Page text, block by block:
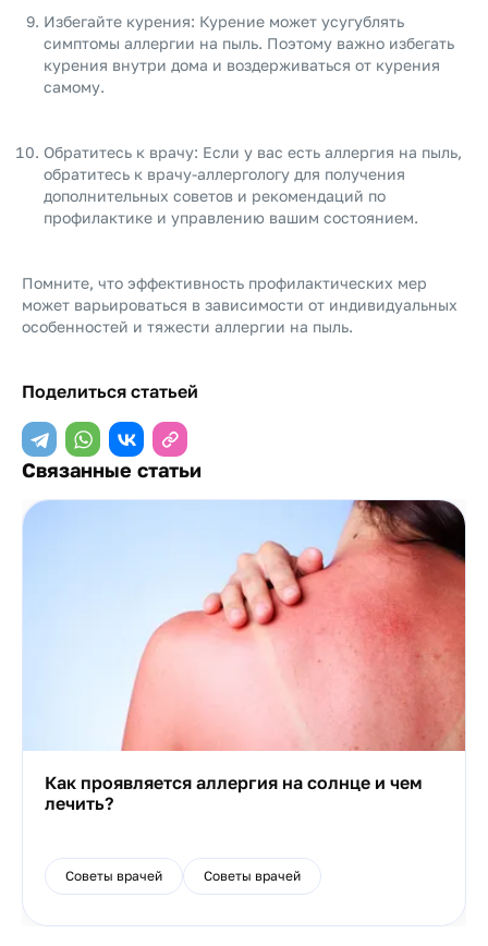
Избегайте курения: Курение может усугублять
симптомы аллергии на пыль. Поэтому важно избегать
курения внутри дома и воздерживаться от курения
самому.
Обратитесь к врачу: Если у вас есть аллергия на пыль,
обратитесь к врачу-аллергологу для получения
дополнительных советов и рекомендаций по
профилактике и управлению вашим состоянием.
Помните, что эффективность профилактических мер
может варьироваться в зависимости от индивидуальных
особенностей и тяжести аллергии на пыль.
Поделиться статьей
Связанные статьи
Как проявляется аллергия на солнце и чем
лечить?
Советы врачей Советы врачей